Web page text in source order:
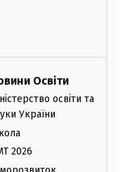
Освіти
освіти та
України
2026